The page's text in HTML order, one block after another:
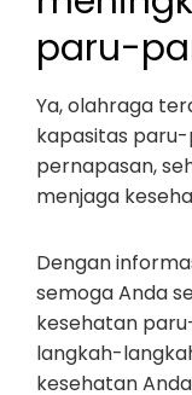
paru-
Ya, olahraga
kapasitas
pernapasan,
menjaga
Dengan
semoga Anda
kesehatan
langkah-
kesehatan